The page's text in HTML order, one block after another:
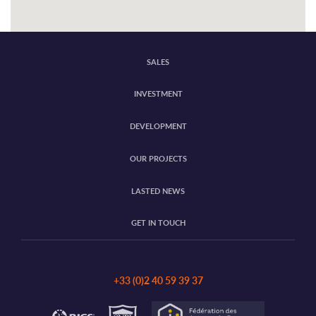
SALES
INVESTMENT
DEVELOPMENT
OUR PROJECTS
LASTED NEWS
GET IN TOUCH
+33 (0)2 40 59 39 37